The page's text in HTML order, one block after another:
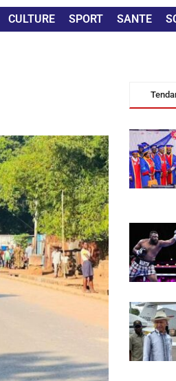
CULTURE SPORT SANTE